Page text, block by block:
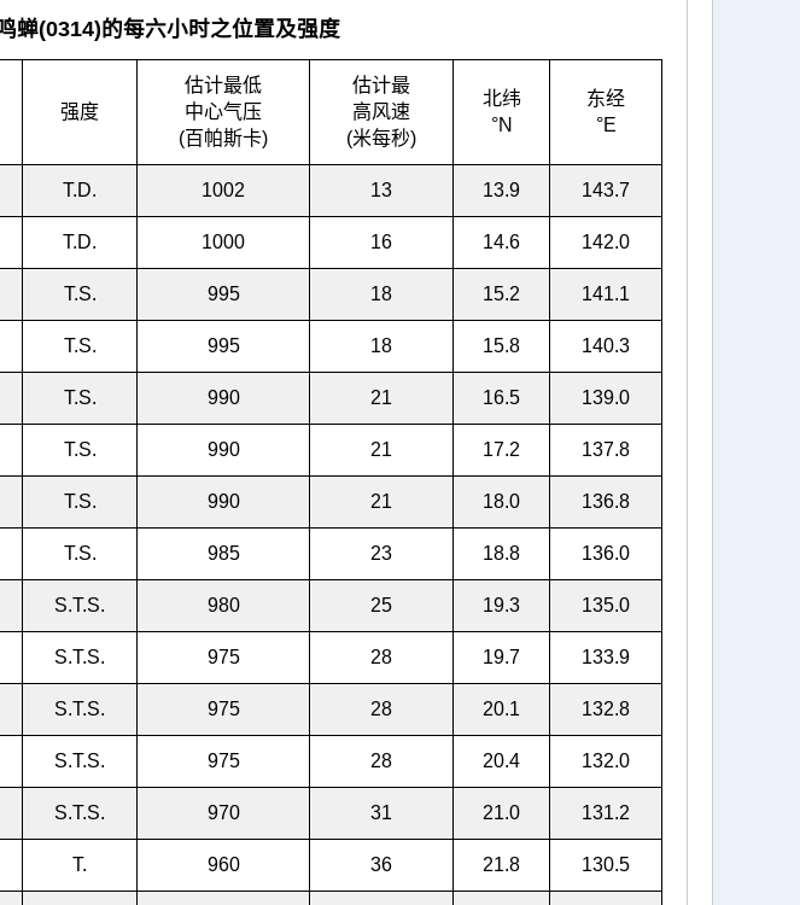
蝉(0314)的每六小时之位置及强度
强度
估计最低
中心气压
(百帕斯卡)
估计最
高风速
(米每秒)
北纬
°N
东经
°E
T.D. 1002 13 13.9 143.7
T.D. 1000 16 14.6 142.0
T.S. 995 18 15.2 141.1
T.S. 995 18 15.8 140.3
T.S. 990 21 16.5 139.0
T.S. 990 21 17.2 137.8
T.S. 990 21 18.0 136.8
T.S. 985 23 18.8 136.0
S.T.S. 980 25 19.3 135.0
S.T.S. 975 28 19.7 133.9
S.T.S. 975 28 20.1 132.8
S.T.S. 975 28 20.4 132.0
S.T.S. 970 31 21.0 131.2
T. 960 36 21.8 130.5